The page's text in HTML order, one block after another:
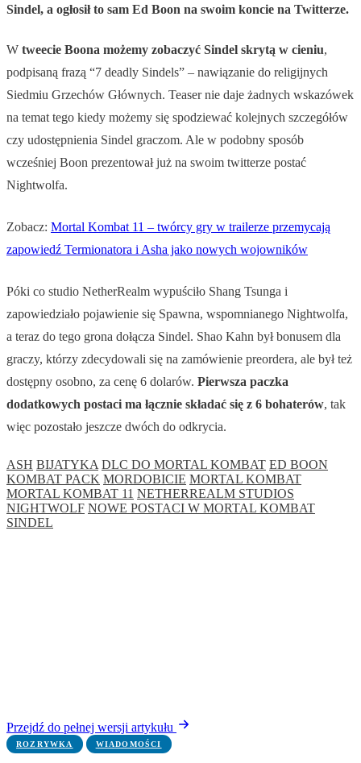
Sindel, a ogłosił to sam Ed Boon na swoim koncie na Twitterze.
W tweecie Boona możemy zobaczyć Sindel skrytą w cieniu,
podpisaną frazą “7 deadly Sindels” – nawiązanie do religijnych
Siedmiu Grzechów Głównych. Teaser nie daje żadnych wskazówek
na temat tego kiedy możemy się spodziewać kolejnych szczegółów
czy udostępnienia Sindel graczom. Ale w podobny sposób
wcześniej Boon prezentował już na swoim twitterze postać
Nightwolfa.
Zobacz: Mortal Kombat 11 – twórcy gry w trailerze przemycają
zapowiedź Termionatora i Asha jako nowych wojowników
Póki co studio NetherRealm wypuściło Shang Tsunga i
zapowiedziało pojawienie się Spawna, wspomnianego Nightwolfa,
a teraz do tego grona dołącza Sindel. Shao Kahn był bonusem dla
graczy, którzy zdecydowali się na zamówienie preordera, ale był też
dostępny osobno, za cenę 6 dolarów. Pierwsza paczka
dodatkowych postaci ma łącznie składać się z 6 bohaterów, tak
więc pozostało jeszcze dwóch do odkrycia.
ASH BIJATYKA DLC DO MORTAL KOMBAT ED BOON
KOMBAT PACK MORDOBICIE MORTAL KOMBAT
MORTAL KOMBAT 11 NETHERREALM STUDIOS
NIGHTWOLF NOWE POSTACI W MORTAL KOMBAT
SINDEL
Przejdź do pełnej wersji artykułu
ROZRYWKA WIADOMOŚCI